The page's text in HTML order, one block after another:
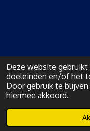
Deze website
doeleinden en/of het
Door gebruik te blijven
hiermee akkoord.